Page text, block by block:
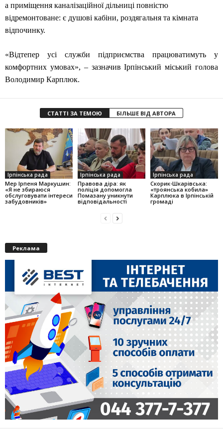
а приміщення каналізаційної дільниці повністю
відремонтоване: є душові кабіни, роздягальня та кімната
відпочинку.
«Відтепер усі служби підприємства працюватимуть у
комфортних умовах», – зазначив Ірпінський міський голова
Володимир Карплюк.
СТАТТІ ЗА ТЕМОЮ БІЛЬШЕ ВІД АВТОРА
Ірпінська рада
Мер Ірпеня Маркушин:
«Я не збираюся
обслуговувати інтереси
забудовників»
Ірпінська рада
Правова діра: як
поліція допомогла
Помазану уникнути
відповідальності
Ірпінська рада
Скорик-Шкарівська:
«троянська кобила»
Карплюка в Ірпінській
громаді
Реклама